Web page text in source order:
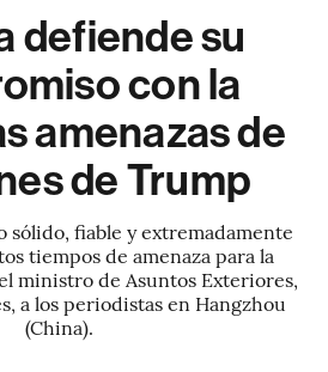
defiende su
con la
amenazas de
de Trump
sólido, fiable y extremadamente
tiempos de amenaza para la
ministro de Asuntos Exteriores,
a los periodistas en Hangzhou
(China).